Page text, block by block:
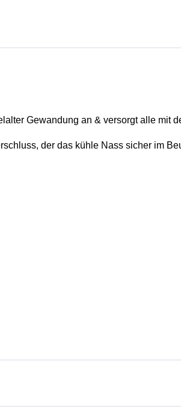
Gewandung an & versorgt alle mit
der das kühle Nass sicher im